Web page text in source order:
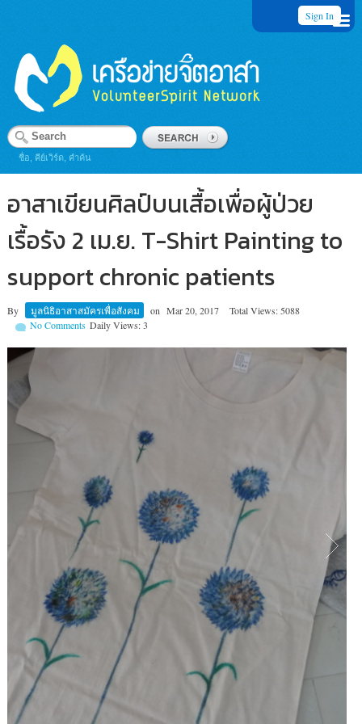
Sign In
ชื่อ, คีย์เวิร์ด, คำค้น
อาสาเขียนศิลป์บนเสื้อเพื่อผู้ป่วย
เรื้อรัง 2 เม.ย. T-Shirt Painting to
support chronic patients
By มูลนิธิอาสาสมัครเพื่อสังคม on Mar 20, 2017
Total Views: 5088
Daily Views: 3
No Comments